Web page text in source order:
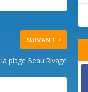
SUIVANT
plage Beau Rivage